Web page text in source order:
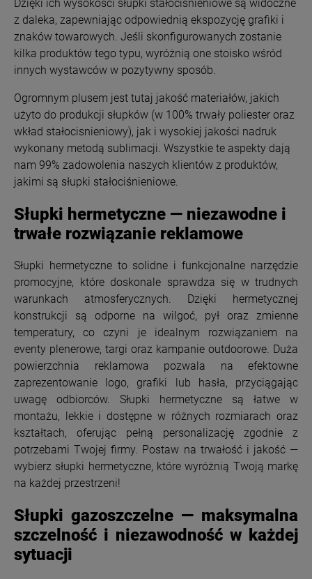
Dzięki ich wysokości słupki stałociśnieniowe są widoczne
z daleka, zapewniając odpowiednią ekspozycję grafiki i
znaków towarowych. Jeśli skonfigurowanych zostanie
kilka produktów tego typu, wyróżnią one stoisko wśród
innych wystawców w pozytywny sposób.
Ogromnym plusem jest tutaj jakość materiałów, jakich
użyto do produkcji słupków (w 100% trwały poliester oraz
wkład stałocisnieniowy), jak i wysokiej jakości nadruk
wykonany metodą sublimacji. Wszystkie te aspekty dają
nam 99% zadowolenia naszych klientów z produktów,
jakimi są słupki stałociśnieniowe.
Słupki hermetyczne — niezawodne i
trwałe rozwiązanie reklamowe
Słupki hermetyczne to solidne i funkcjonalne narzędzie
promocyjne, które doskonale sprawdza się w trudnych
warunkach atmosferycznych. Dzięki hermetycznej
konstrukcji są odporne na wilgoć, pył oraz zmienne
temperatury, co czyni je idealnym rozwiązaniem na
eventy plenerowe, targi oraz kampanie outdoorowe. Duża
powierzchnia reklamowa pozwala na efektowne
zaprezentowanie logo, grafiki lub hasła, przyciągając
uwagę odbiorców. Słupki hermetyczne są łatwe w
montażu, lekkie i dostępne w różnych rozmiarach oraz
kształtach, oferując pełną personalizację zgodnie z
potrzebami Twojej firmy. Postaw na trwałość i jakość —
wybierz słupki hermetyczne, które wyróżnią Twoją markę
na każdej przestrzeni!
Słupki gazoszczelne — maksymalna
szczelność i niezawodność w każdej
sytuacji